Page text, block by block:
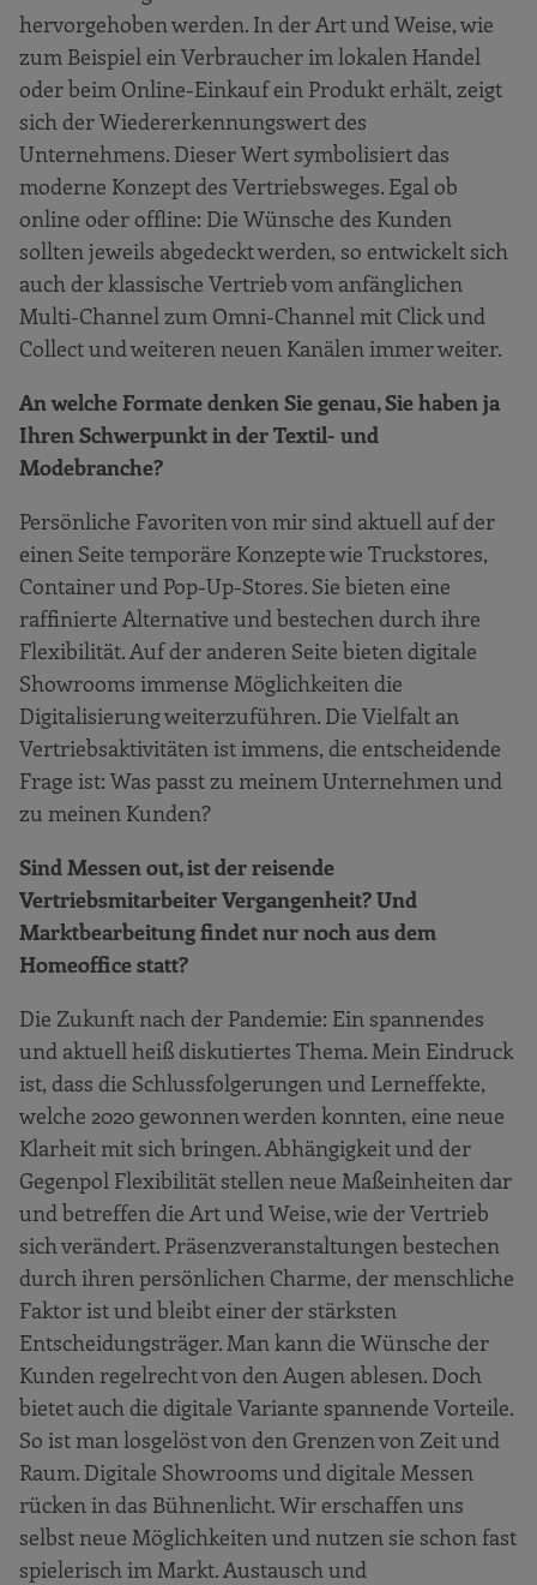
hervorgehoben werden. In der Art und Weise, wie
zum Beispiel ein Verbraucher im lokalen Handel
oder beim Online-Einkauf ein Produkt erhält, zeigt
sich der Wiedererkennungswert des
Unternehmens. Dieser Wert symbolisiert das
moderne Konzept des Vertriebsweges. Egal ob
online oder offline: Die Wünsche des Kunden
sollten jeweils abgedeckt werden, so entwickelt sich
auch der klassische Vertrieb vom anfänglichen
Multi-Channel zum Omni-Channel mit Click und
Collect und weiteren neuen Kanälen immer weiter.
An welche Formate denken Sie genau, Sie haben ja
Ihren Schwerpunkt in der Textil- und
Modebranche?
Persönliche Favoriten von mir sind aktuell auf der
einen Seite temporäre Konzepte wie Truckstores,
Container und Pop-Up-Stores. Sie bieten eine
raffinierte Alternative und bestechen durch ihre
Flexibilität. Auf der anderen Seite bieten digitale
Showrooms immense Möglichkeiten die
Digitalisierung weiterzuführen. Die Vielfalt an
Vertriebsaktivitäten ist immens, die entscheidende
Frage ist: Was passt zu meinem Unternehmen und
zu meinen Kunden?
Sind Messen out, ist der reisende
Vertriebsmitarbeiter Vergangenheit? Und
Marktbearbeitung findet nur noch aus dem
Homeoffice statt?
Die Zukunft nach der Pandemie: Ein spannendes
und aktuell heiß diskutiertes Thema. Mein Eindruck
ist, dass die Schlussfolgerungen und Lerneffekte,
welche 2020 gewonnen werden konnten, eine neue
Klarheit mit sich bringen. Abhängigkeit und der
Gegenpol Flexibilität stellen neue Maßeinheiten dar
und betreffen die Art und Weise, wie der Vertrieb
sich verändert. Präsenzveranstaltungen bestechen
durch ihren persönlichen Charme, der menschliche
Faktor ist und bleibt einer der stärksten
Entscheidungsträger. Man kann die Wünsche der
Kunden regelrecht von den Augen ablesen. Doch
bietet auch die digitale Variante spannende Vorteile.
So ist man losgelöst von den Grenzen von Zeit und
Raum. Digitale Showrooms und digitale Messen
rücken in das Bühnenlicht. Wir erschaffen uns
selbst neue Möglichkeiten und nutzen sie schon fast
spielerisch im Markt. Austausch und